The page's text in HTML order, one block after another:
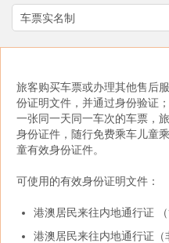
旅客购买车票或办理其他售后
份证明文件，并通过身份验证
一张同一天同一车次的车票，
身份证件，随行免费乘车儿童
童有效身份证件。
可使用的有效身份证明文件：
港澳居民来往内地通行证 （
港澳居民来往内地通行证（